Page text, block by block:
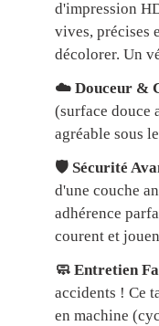
d'impression
vives, précises
décolorer. Un
☁️ Douceur &
(surface douce
agréable sous
🛡️ Sécurité
d'une couche
adhérence
courent et
🧼 Entretien
accidents ! Ce
en machine